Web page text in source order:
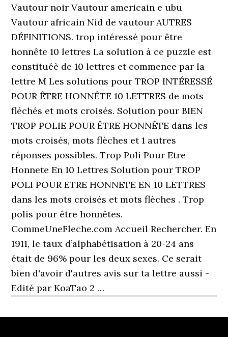
Vautour noir Vautour americain e ubu
Vautour africain Nid de vautour AUTRES
DÉFINITIONS. trop intéressé pour être
honnête 10 lettres La solution à ce puzzle est
constituéè de 10 lettres et commence par la
lettre M Les solutions pour TROP INTÉRESSÉ
POUR ÊTRE HONNÊTE 10 LETTRES de mots
fléchés et mots croisés. Solution pour BIEN
TROP POLIE POUR ÊTRE HONNÊTE dans les
mots croisés, mots flèches et 1 autres
réponses possibles. Trop Poli Pour Etre
Honnete En 10 Lettres Solution pour TROP
POLI POUR ETRE HONNETE EN 10 LETTRES
dans les mots croisés et mots flèches . Trop
polis pour être honnêtes.
CommeUneFleche.com Accueil Rechercher. En
1911, le taux d’alphabétisation à 20-24 ans
était de 96% pour les deux sexes. Ce serait
bien d'avoir d'autres avis sur ta lettre aussi -
Edité par KoaTao 2 …